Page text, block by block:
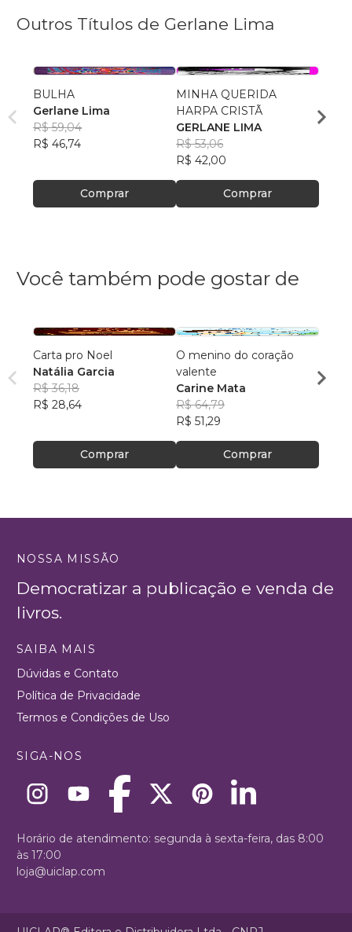
Outros Títulos de Gerlane Lima
BULHA
Gerlane Lima
R$ 59,04
R$ 46,74
Comprar
MINHA QUERIDA
HARPA CRISTÃ
GERLANE LIMA
R$ 53,06
R$ 42,00
Comprar
Você também pode gostar de
Carta pro Noel
Natália Garcia
R$ 36,18
R$ 28,64
Comprar
O menino do coração
valente
Carine Mata
R$ 64,79
R$ 51,29
Comprar
NOSSA MISSÃO
Democratizar a publicação e venda de
livros.
SAIBA MAIS
Dúvidas e Contato
Política de Privacidade
Termos e Condições de Uso
SIGA-NOS
Horário de atendimento: segunda à sexta-feira, das 8:00
às 17:00
loja@uiclap.com